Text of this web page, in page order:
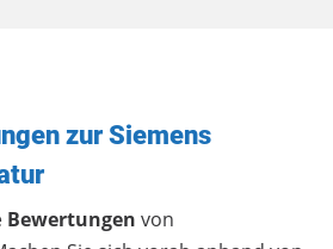
zur Siemens
Bewertungen von